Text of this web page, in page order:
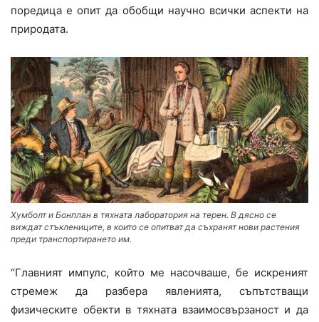
поредица е опит да обобщи научно всички аспекти на
природата.
Хумболт и Бонплан в тяхната лаборатория на терен. В дясно се
виждат стъклениците, в които се опитват да съхранят нови растения
преди транспортирането им.
“Главният импулс, който ме насочваше, бе искреният
стремеж да разбера явленията, съпътстващи
физическите обекти в тяхната взаимосвързаност и да